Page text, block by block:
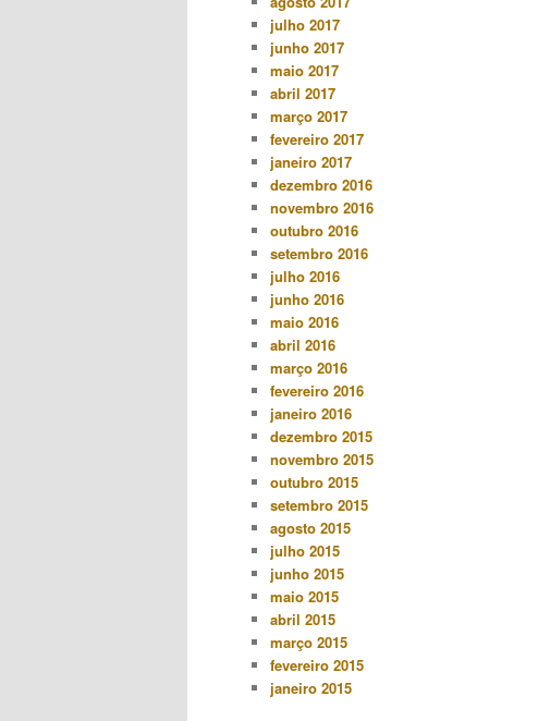
julho 2017
junho 2017
maio 2017
abril 2017
março 2017
fevereiro 2017
janeiro 2017
dezembro 2016
novembro 2016
outubro 2016
setembro 2016
julho 2016
junho 2016
maio 2016
abril 2016
março 2016
fevereiro 2016
janeiro 2016
dezembro 2015
novembro 2015
outubro 2015
setembro 2015
agosto 2015
julho 2015
junho 2015
maio 2015
abril 2015
março 2015
fevereiro 2015
janeiro 2015